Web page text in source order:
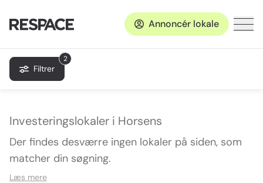
Annoncér lokale
2
Filtrer
Investeringslokaler i Horsens
Der findes desværre ingen lokaler på siden, som
matcher din søgning.
Læs mere